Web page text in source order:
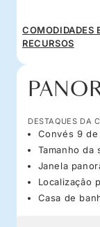
COMODIDADES
RECURSOS
DESTAQUES DA
Convés 9 de
Tamanho
Janela
Localização
Casa de